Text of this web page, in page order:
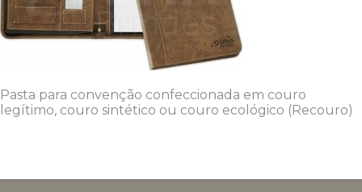
Pasta para convenção confeccionada em couro
legítimo, couro sintético ou couro ecológico (Recouro)